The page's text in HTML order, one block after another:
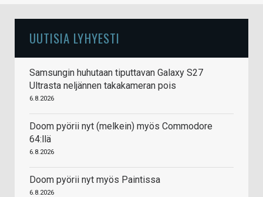
UUTISIA LYHYESTI
Samsungin huhutaan tiputtavan Galaxy S27
Ultrasta neljännen takakameran pois
6.8.2026
Doom pyörii nyt (melkein) myös Commodore
64:llä
6.8.2026
Doom pyörii nyt myös Paintissa
6.8.2026